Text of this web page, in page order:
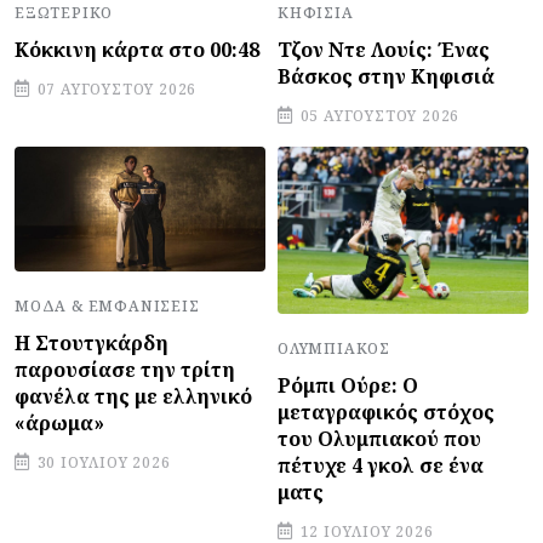
ΕΞΩΤΕΡΙΚΌ
Κόκκινη κάρτα στο 00:48
07 ΑΥΓΟΎΣΤΟΥ 2026
ΚΗΦΙΣΙΆ
Τζον Ντε Λουίς: Ένας
Βάσκος στην Κηφισιά
05 ΑΥΓΟΎΣΤΟΥ 2026
ΜΌΔΑ & ΕΜΦΑΝΊΣΕΙΣ
Η Στουτγκάρδη
παρουσίασε την τρίτη
φανέλα της με ελληνικό
«άρωμα»
30 ΙΟΥΛΊΟΥ 2026
ΟΛΥΜΠΙΑΚΌΣ
Ρόμπι Ούρε: Ο
μεταγραφικός στόχος
του Ολυμπιακού που
πέτυχε 4 γκολ σε ένα
ματς
12 ΙΟΥΛΊΟΥ 2026